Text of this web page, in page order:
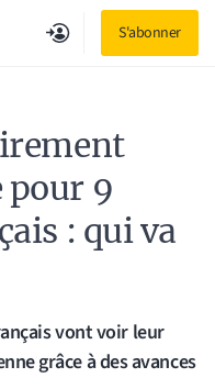
S'abonner
9
: qui va
vont voir leur
grâce à des avances